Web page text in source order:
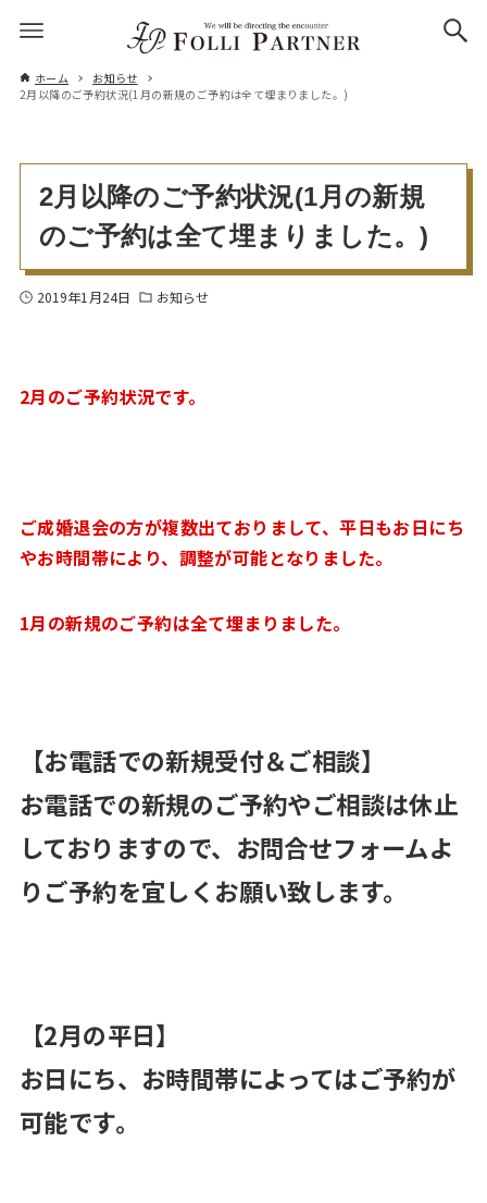
ホーム
お知らせ
2月以降のご予約状況(1月の新規のご予約は全て埋まりました。)
2月以降のご予約状況(1月の新規
のご予約は全て埋まりました。)
2019年1月24日 お知らせ
2月のご予約状況です。
ご成婚退会の方が複数出ておりまして、平日もお日にち
やお時間帯により、調整が可能となりました。
1月の新規のご予約は全て埋まりました。
【お電話での新規受付＆ご相談】
お電話での新規のご予約やご相談は休止
しておりますので、お問合せフォームよ
りご予約を宜しくお願い致します。
【2月の平日】
お日にち、お時間帯によってはご予約が
可能です。